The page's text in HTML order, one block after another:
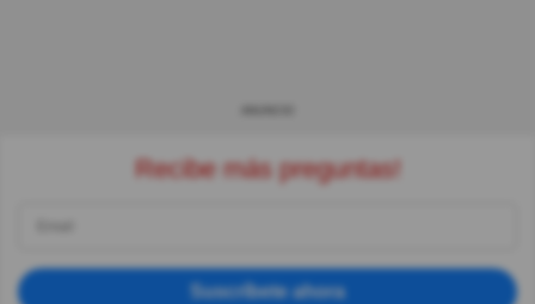
Recibe más preguntas!
Suscríbete ahora